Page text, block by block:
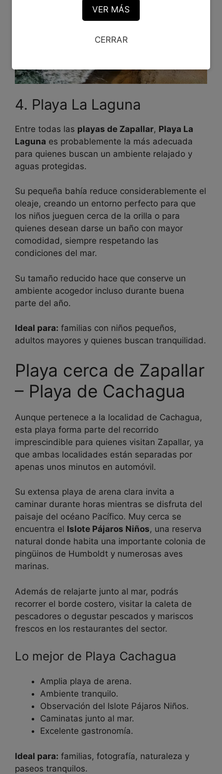
4. Playa La Laguna
Entre todas las playas de Zapallar, Playa La
Laguna es probablemente la más adecuada
para quienes buscan un ambiente relajado y
aguas protegidas.
Su pequeña bahía reduce considerablemente el
oleaje, creando un entorno perfecto para que
los niños jueguen cerca de la orilla o para
quienes desean darse un baño con mayor
comodidad, siempre respetando las
condiciones del mar.
Su tamaño reducido hace que conserve un
ambiente acogedor incluso durante buena
parte del año.
Ideal para: familias con niños pequeños,
adultos mayores y quienes buscan tranquilidad.
Playa cerca de Zapallar
– Playa de Cachagua
Aunque pertenece a la localidad de Cachagua,
esta playa forma parte del recorrido
imprescindible para quienes visitan Zapallar, ya
que ambas localidades están separadas por
apenas unos minutos en automóvil.
Su extensa playa de arena clara invita a
caminar durante horas mientras se disfruta del
paisaje del océano Pacífico. Muy cerca se
encuentra el Islote Pájaros Niños, una reserva
natural donde habita una importante colonia de
pingüinos de Humboldt y numerosas aves
marinas.
Además de relajarte junto al mar, podrás
recorrer el borde costero, visitar la caleta de
pescadores o degustar pescados y mariscos
frescos en los restaurantes del sector.
Lo mejor de Playa Cachagua
Amplia playa de arena.
Ambiente tranquilo.
Observación del Islote Pájaros Niños.
Caminatas junto al mar.
Excelente gastronomía.
Ideal para: familias, fotografía, naturaleza y
paseos tranquilos.
VER MÁS
CERRAR